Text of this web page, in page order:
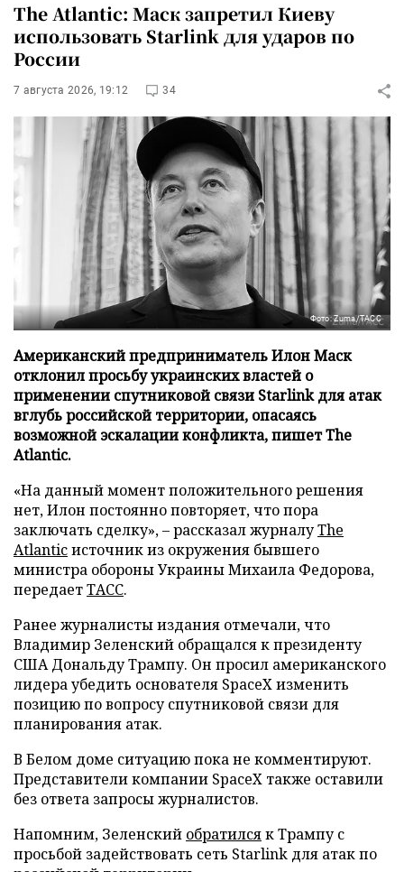
The Atlantic: Маск запретил Киеву
использовать Starlink для ударов по
России
7 августа 2026, 19:12 34
Фото: Zuma/ТАСС
Американский предприниматель Илон Маск
отклонил просьбу украинских властей о
применении спутниковой связи Starlink для атак
вглубь российской территории, опасаясь
возможной эскалации конфликта, пишет The
Atlantic.
«На данный момент положительного решения
нет, Илон постоянно повторяет, что пора
заключать сделку», – рассказал журналуThe
Atlanticисточник из окружения бывшего
министра обороны Украины Михаила Федорова,
передаетТАСС.
Ранее журналисты издания отмечали, что
Владимир Зеленский обращался к президенту
США Дональду Трампу. Он просил американского
лидера убедить основателя SpaceX изменить
позицию по вопросу спутниковой связи для
планирования атак.
В Белом доме ситуацию пока не комментируют.
Представители компании SpaceX также оставили
без ответа запросы журналистов.
Напомним, Зеленский обратилсяк Трампу с
просьбой задействовать сеть Starlink для атак по